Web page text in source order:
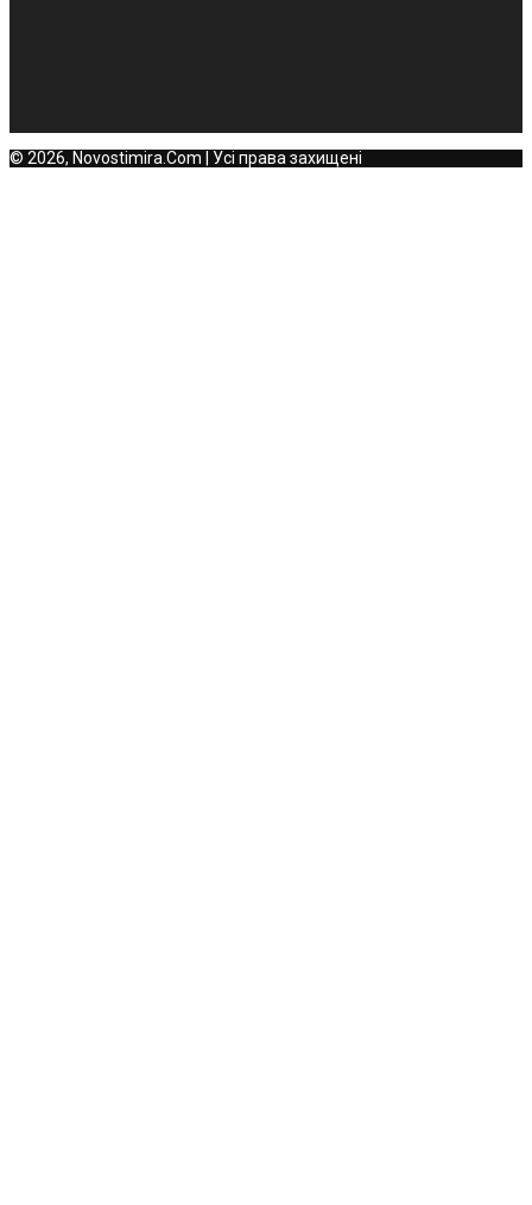
© 2026, Novostimira.Com | Усі права захищені